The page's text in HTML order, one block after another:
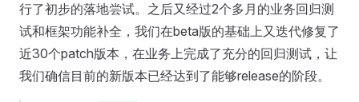
行了初步的落地尝试。之后又经过2个多月的业务回归测
试和框架功能补全，我们在beta版的基础上又迭代修复了
近30个patch版本，在业务上完成了充分的回归测试，让
我们确信目前的新版本已经达到了能够release的阶段。